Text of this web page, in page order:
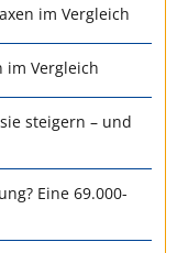
im Vergleich
im Vergleich
steigern – und
Eine 69.000-